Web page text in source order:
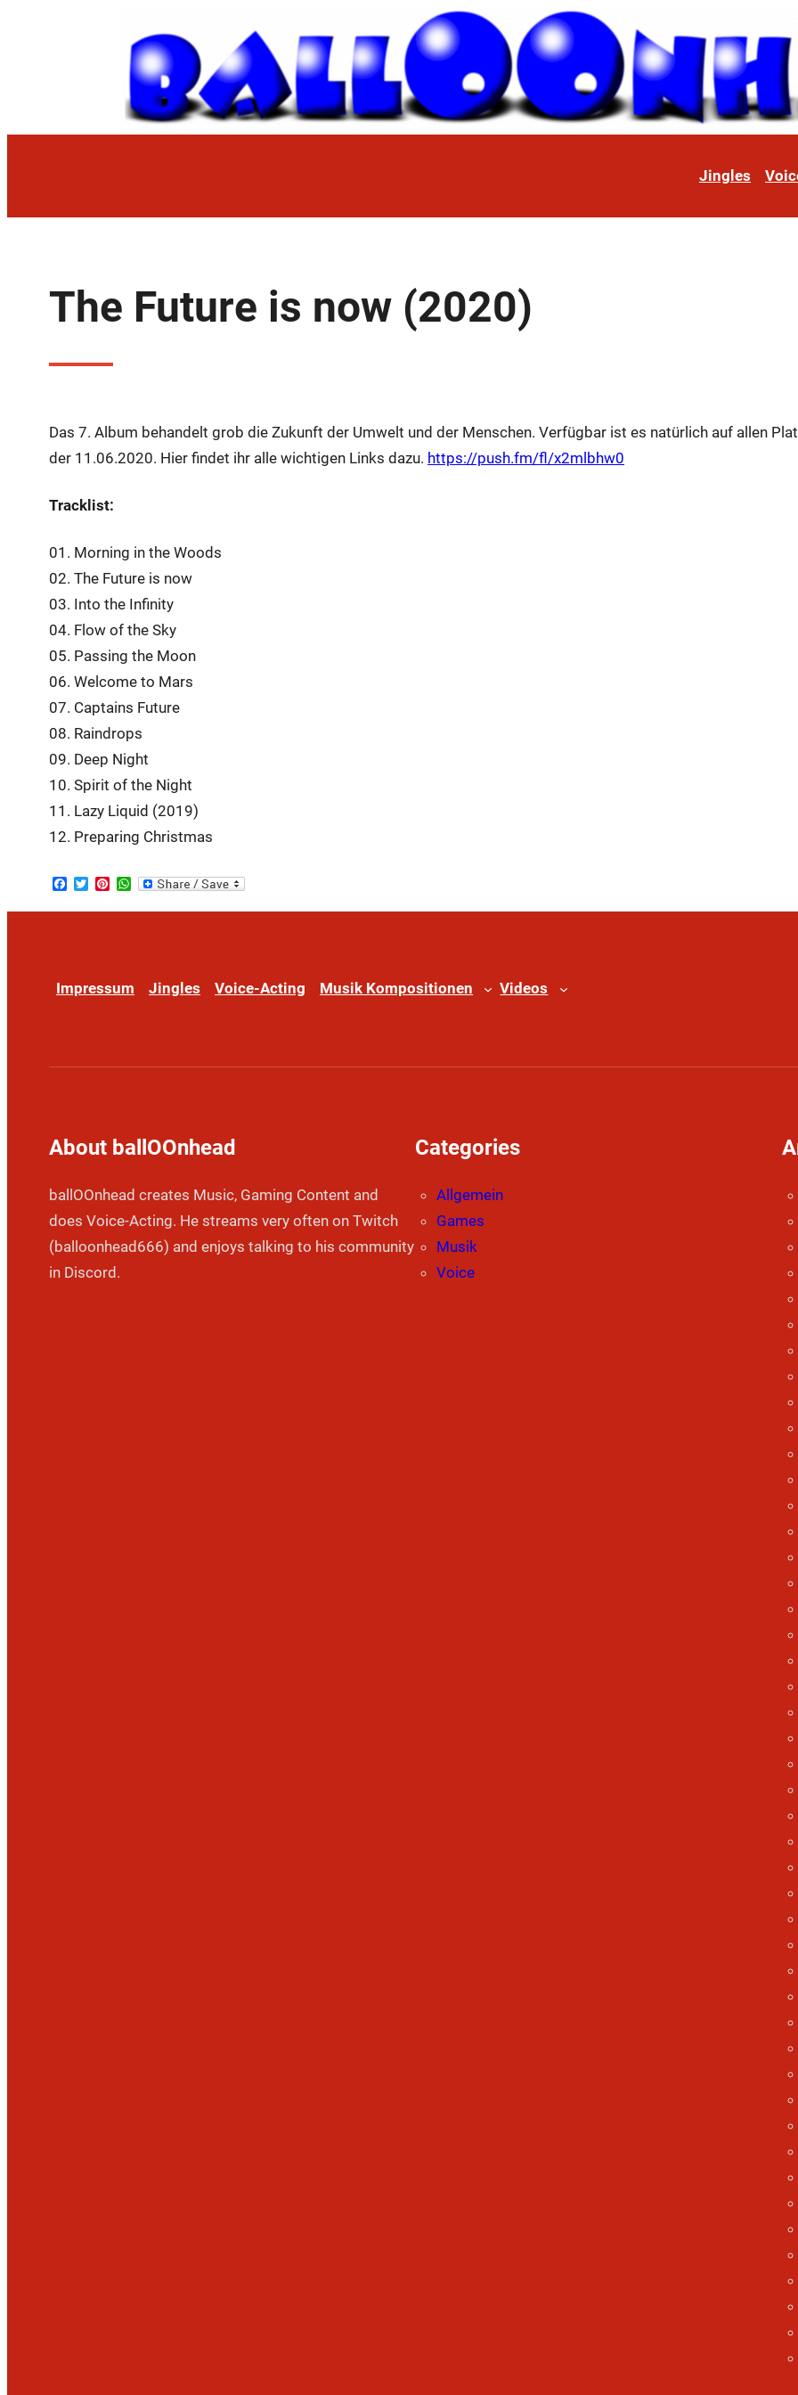
Jingles
The Future is now (2020)
Das 7. Album behandelt grob die Zukunft der Umwelt und der Menschen. Verfügbar ist es natürlich auf allen
der 11.06.2020. Hier findet ihr alle wichtigen Links dazu. https://push.fm/fl/x2mlbhw0
Tracklist:
01. Morning in the Woods
02. The Future is now
03. Into the Infinity
04. Flow of the Sky
05. Passing the Moon
06. Welcome to Mars
07. Captains Future
08. Raindrops
09. Deep Night
10. Spirit of the Night
11. Lazy Liquid (2019)
12. Preparing Christmas
Facebook
TwitterPinterest
WhatsApp
Impressum Jingles Voice-Acting Musik Kompositionen Videos
About ballOOnhead
ballOOnhead creates Music, Gaming Content and
does Voice-Acting. He streams very often on Twitch
(balloonhead666) and enjoys talking to his community
in Discord.
Categories
Allgemein
Games
Musik
Voice